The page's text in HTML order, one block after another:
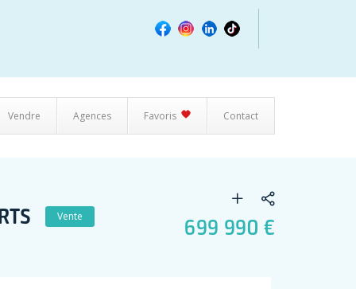
Vendre Agences Favoris Contact
699 990 €
Vente